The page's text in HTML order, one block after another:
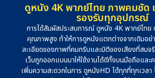
ดูหนัง 4K พากย์ไทย ภาพคมชัด
รองรับทุกอุปกรณ์
การได้สัมผัสประสบการณ์ ดูหนัง 4K พากย์ไทย
คุณภาพสูง ทำให้การดูหนังแตกต่างจากเดิมอย่
ละเอียดของภาพที่คมกริบและมิติของเสียงที่สมจ
เว็บถูกออกแบบมาให้ใช้งานได้ดีทั้งบนมือถือแล
เพิ่มความสะดวกในการ ดูหนังHD ได้ทุกที่ทุกเวลา